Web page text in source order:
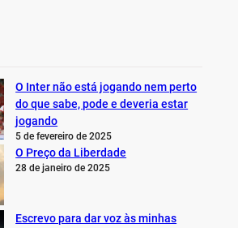
O Inter não está jogando nem perto
do que sabe, pode e deveria estar
jogando
5 de fevereiro de 2025
O Preço da Liberdade
28 de janeiro de 2025
Escrevo para dar voz às minhas